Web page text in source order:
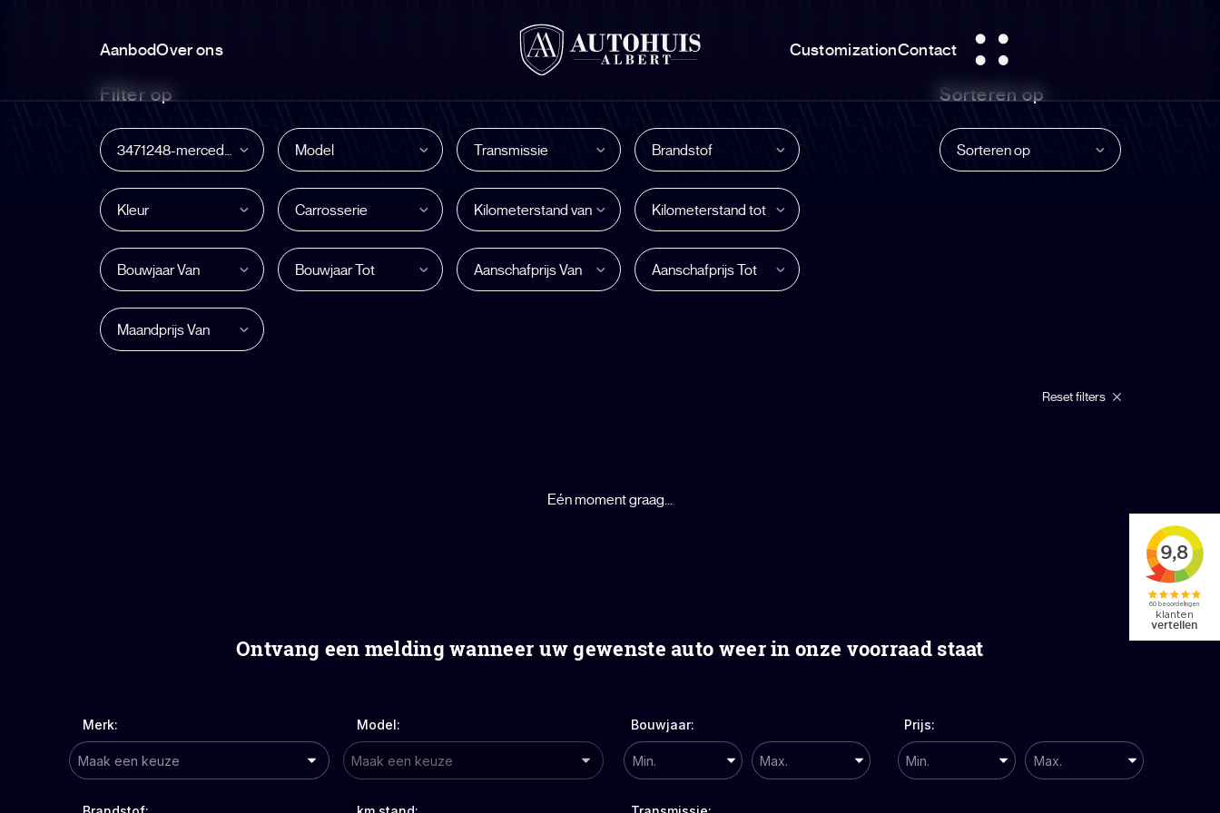
AanbodOver ons CustomizationContact
Filter op
3471248-mercedes-gle-klasse-350e-4m-amg-pano-airmatic-360c-22-burmester Model Transmissie Brandstof
Kleur Carrosserie Kilometerstand van Kilometerstand tot
Bouwjaar Van Bouwjaar Tot Aanschafprijs Van Aanschafprijs Tot
Maandprijs Van
Sorteren op
Sorteren op
Reset filters
Eén moment graag...
Ontvang een melding wanneer uw gewenste auto weer in onze voorraad staat
Merk: Model: Bouwjaar: Prijs: